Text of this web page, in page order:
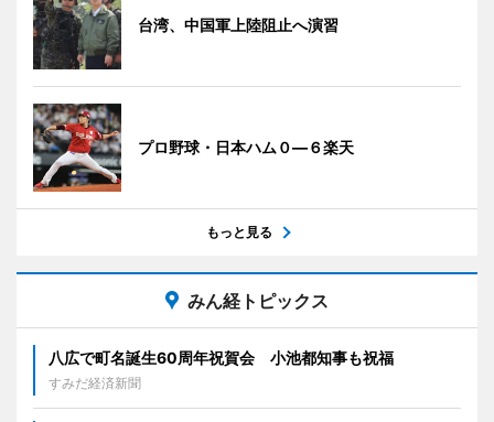
台湾、中国軍上陸阻止へ演習
プロ野球・日本ハム０―６楽天
もっと見る
みん経トピックス
八広で町名誕生60周年祝賀会 小池都知事も祝福
すみだ経済新聞